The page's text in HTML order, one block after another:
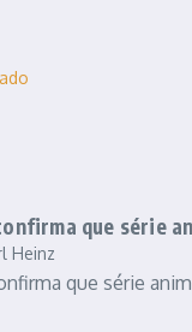
que série
Heinz
que série